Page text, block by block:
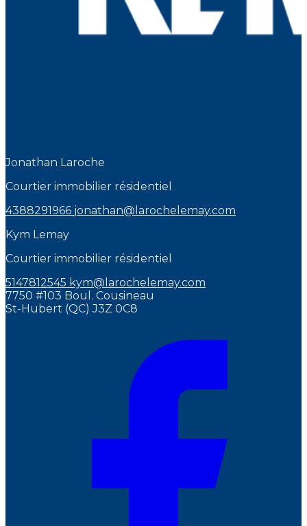
Jonathan Laroche
Courtier immobilier résidentiel
4388291966 jonathan@larochelemay.com
Kym Lemay
Courtier immobilier résidentiel
5147812545 kym@larochelemay.com
7750 #103 Boul. Cousineau
St-Hubert (QC) J3Z 0C8